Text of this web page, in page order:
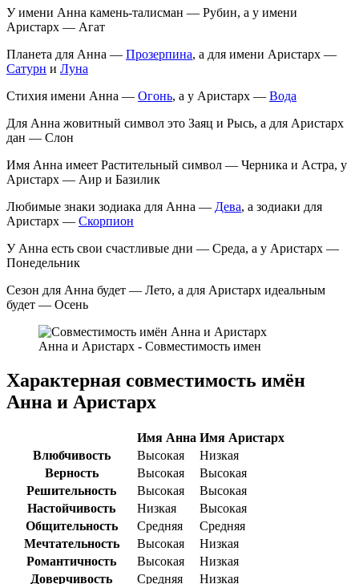
У имени Анна камень-талисман — Рубин, а у имени
Аристарх — Агат
Планета для Анна — Прозерпина, а для имени Аристарх —
Сатурн и Луна
Стихия имени Анна — Огонь, а у Аристарх — Вода
Для Анна жовитный символ это Заяц и Рысь, а для Аристарх
дан — Слон
Имя Анна имеет Растительный символ — Черника и Астра, у
Аристарх — Аир и Базилик
Любимые знаки зодиака для Анна — Дева, а зодиаки для
Аристарх — Скорпион
У Анна есть свои счастливые дни — Среда, а у Аристарх —
Понедельник
Сезон для Анна будет — Лето, а для Аристарх идеальным
будет — Осень
Анна и Аристарх - Совместимость имен
Характерная совместимость имён
Анна и Аристарх
Имя Анна Имя Аристарх
Влюбчивость
Высокая
Низкая
Верность
Высокая
Высокая
Решительность
Высокая
Высокая
Настойчивость
Низкая
Высокая
Общительность
Средняя
Средняя
Мечтательность
Высокая
Низкая
Романтичность
Высокая
Низкая
Доверчивость
Средняя Низкая